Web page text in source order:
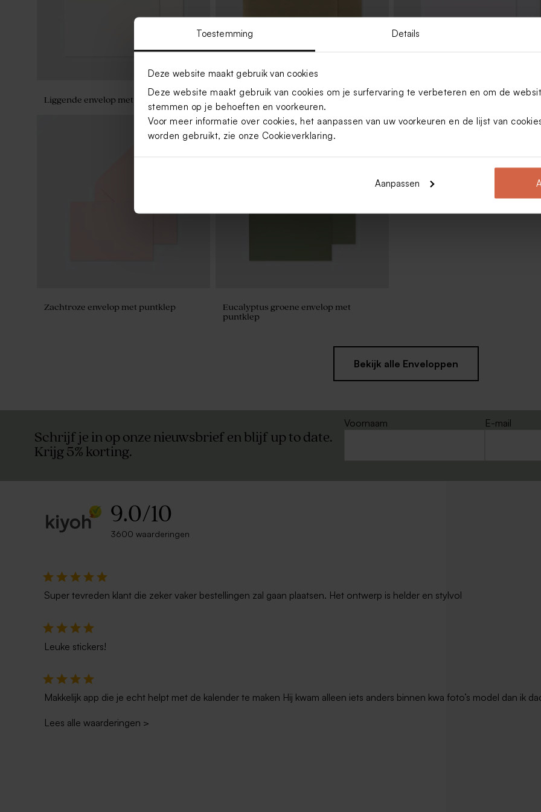
Toestemming Details
Deze website maakt gebruik van cookies
Deze website maakt gebruik van cookies om je surfervaring te verbeteren en om de
stemmen op je behoeften en voorkeuren.
Voor meer informatie over cookies, het aanpassen van uw voorkeuren en de lijst van
worden gebruikt, zie onze Cookieverklaring.
Aanpassen
Liggende envelop met puntklep ecru Rechthoekige metallic goud envelop Witte envelop liggend
Zachtroze envelop met puntklep
Eucalyptus groene envelop met
puntklep
Bekijk alle Enveloppen
Schrijf je in op onze nieuwsbrief en blijf up to date.
Krijg 5% korting.
Voornaam
E-mail
9.0/10
3600 waarderingen
Super tevreden klant die zeker vaker bestellingen zal gaan plaatsen. Het ontwerp is helder en stylvol
Leuke stickers!
Makkelijk app die je echt helpt met de kalender te maken Hij kwam alleen iets anders binnen kwa foto’s model dan ik
Lees alle waarderingen >